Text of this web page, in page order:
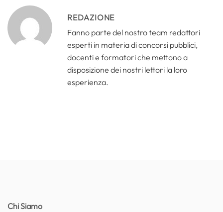
REDAZIONE
Fanno parte del nostro team redattori
esperti in materia di concorsi pubblici,
docenti e formatori che mettono a
disposizione dei nostri lettori la loro
esperienza.
Chi Siamo